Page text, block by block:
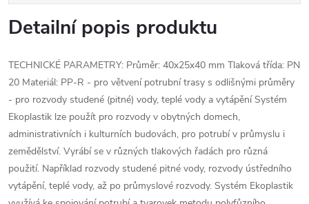
Detailní popis produktu
TECHNICKÉ PARAMETRY: Průměr: 40x25x40 mm Tlaková třída: PN
20 Materiál: PP-R - pro větvení potrubní trasy s odlišnými průměry
- pro rozvody studené (pitné) vody, teplé vody a vytápění Systém
Ekoplastik lze použít pro rozvody v obytných domech,
administrativních i kulturních budovách, pro potrubí v průmyslu i
zemědělství. Vyrábí se v různých tlakových řadách pro různá
použití. Například rozvody studené pitné vody, rozvody ústředního
vytápění, teplé vody, až po průmyslové rozvody. Systém Ekoplastik